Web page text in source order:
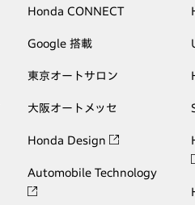
Honda CONNECT
Google 搭載
東京オートサロン
大阪オートメッセ
Honda Design
Automobile Technology